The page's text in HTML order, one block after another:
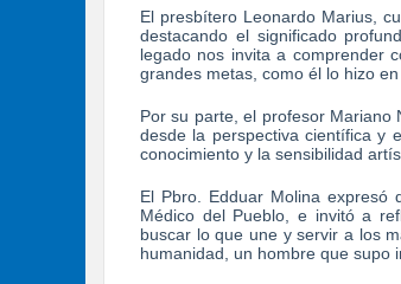
El presbítero Leonardo Marius,
destacando el significado
legado nos invita a comprender
grandes metas, como él lo hizo
Por su parte, el profesor Mariano
desde la perspectiva científica y
conocimiento y la sensibilidad
El Pbro. Edduar Molina expresó
Médico del Pueblo, e invitó a
buscar lo que une y servir a los
humanidad, un hombre que supo